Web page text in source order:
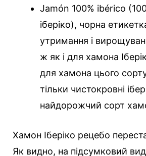
Jamón 100% ibérico
іберіко), чорна
утримання і
ж як і для хамона
для хамона цього
тільки чистокровні
найдорожчий сорт
Хамон Іберіко рецебо
Як видно, на підсумковий